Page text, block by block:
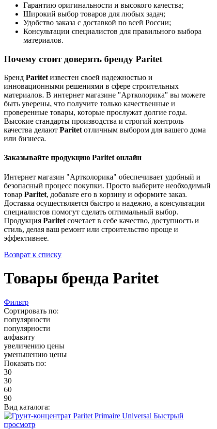
Гарантию оригинальности и высокого качества;
Широкий выбор товаров для любых задач;
Удобство заказа с доставкой по всей России;
Консультации специалистов для правильного выбора
материалов.
Почему стоит доверять бренду Paritet
Бренд Paritet известен своей надежностью и
инновационными решениями в сфере строительных
материалов. В интернет магазине "Артколорика" вы можете
быть уверены, что получите только качественные и
проверенные товары, которые прослужат долгие годы.
Высокие стандарты производства и строгий контроль
качества делают Paritet отличным выбором для вашего дома
или бизнеса.
Заказывайте продукцию Paritet онлайн
Интернет магазин "Артколорика" обеспечивает удобный и
безопасный процесс покупки. Просто выберите необходимый
товар Paritet, добавьте его в корзину и оформите заказ.
Доставка осуществляется быстро и надежно, а консультации
специалистов помогут сделать оптимальный выбор.
Продукция Paritet сочетает в себе качество, доступность и
стиль, делая ваш ремонт или строительство проще и
эффективнее.
Возврат к списку
Товары бренда Paritet
Фильтр
Сортировать по:
популярности
популярности
алфавиту
увеличению цены
уменьшению цены
Показать по:
30
30
60
90
Вид каталога:
Быстрый
просмотр